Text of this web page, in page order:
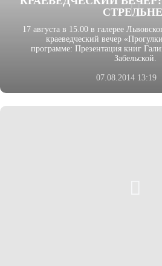
17 августа в 15.00 в галерее
краеведческий вечер
программе: Презентация книг
Забельской.
07.08.2014 13:19